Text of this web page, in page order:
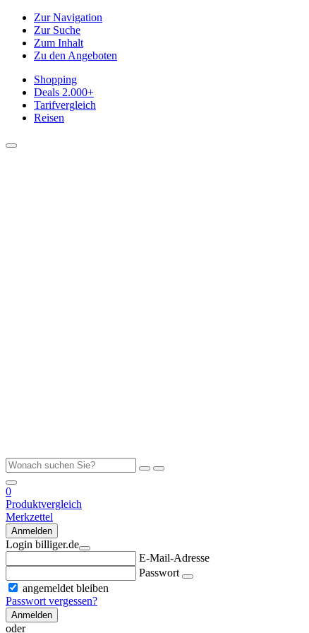
Zur Navigation
Zur Suche
Zum Inhalt
Zu den Angeboten
Shopping
Deals 2.000+
Tarifvergleich
Reisen
0
Produktvergleich
Merkzettel
Anmelden
Login billiger.de
E-Mail-Adresse
Passwort
angemeldet bleiben
Passwort vergessen?
Anmelden
oder